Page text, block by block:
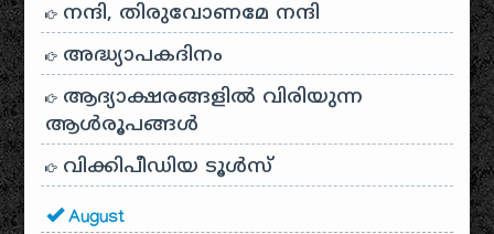
നന്ദി, തിരുവോണമേ നന്ദി
അദ്ധ്യാപകദിനം
ആദ്യാക്ഷരങ്ങളിൽ വിരിയുന്ന
ആൾരൂപങ്ങൾ
വിക്കിപീഡിയ ടൂൾസ്
August